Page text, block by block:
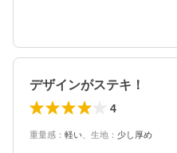
デザインがステキ！
4
重量感 ： 軽い 生地 ： 少し厚め